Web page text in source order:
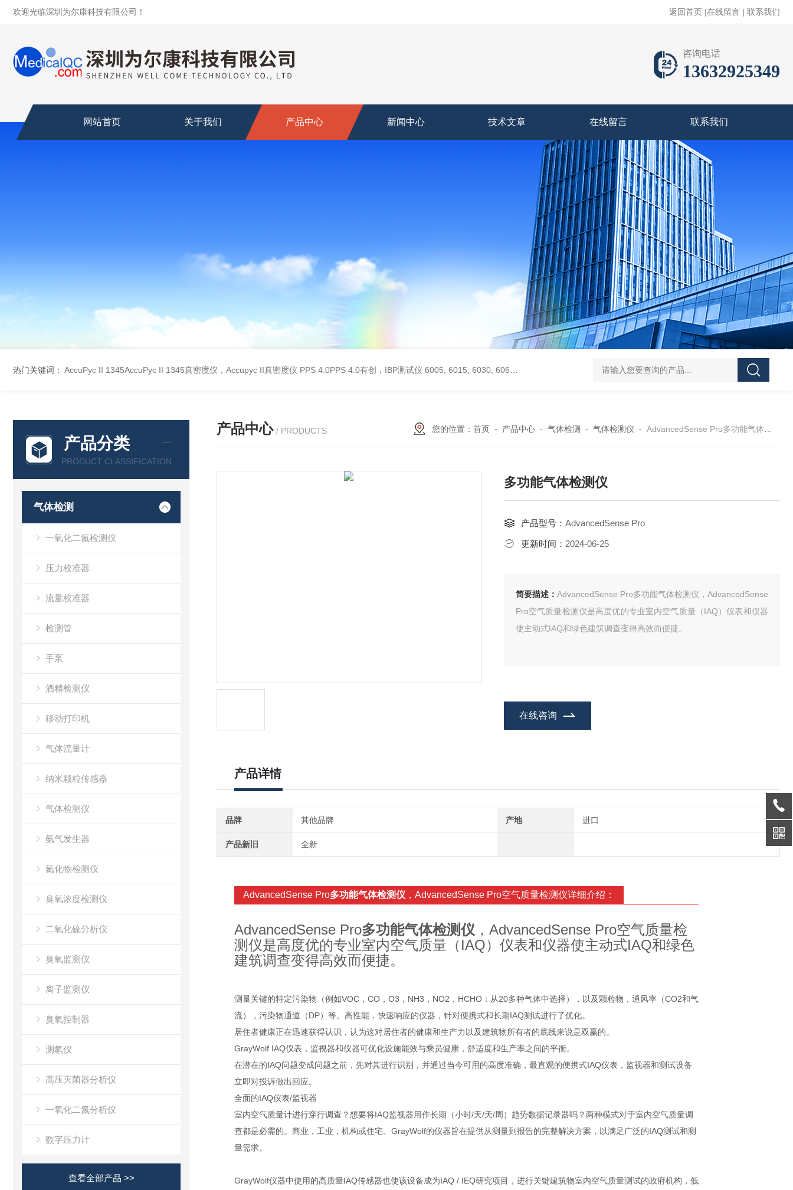
欢迎光临深圳为尔康科技有限公司！ 返回首页 |在线留言 | 联系我们
咨询电话
13632925349
网站首页 关于我们 产品中心 新闻中心 技术文章 在线留言 联系我们
热门关键词： AccuPyc II 1345AccuPyc II 1345真密度仪，Accupyc II真密度仪 PPS 4.0PPS 4.0有创，IBP测试仪 6005, 6015, 6030, 6060, 6100, 6170Hans Rudolph非扩散气体收集袋,Hans Rudolph非扩散气囊
产品分类
PRODUCT CLASSIFICATION
气体检测
一氧化二氮检测仪
压力校准器
流量校准器
检测管
手泵
酒精检测仪
移动打印机
气体流量计
纳米颗粒传感器
气体检测仪
氨气发生器
氮化物检测仪
臭氧浓度检测仪
二氧化硫分析仪
臭氧监测仪
离子监测仪
臭氧控制器
测氡仪
高压灭菌器分析仪
一氧化二氮分析仪
数字压力计
查看全部产品 >>
产品中心 / PRODUCTS 您的位置： 首页- 产品中心- 气体检测 - 气体检测仪 - AdvancedSense Pro多功能气体检测仪
多功能气体检测仪
产品型号： AdvancedSense Pro
更新时间： 2024-06-25
简要描述： AdvancedSense Pro多功能气体检测仪，AdvancedSense
Pro空气质量检测仪是高度优的专业室内空气质量（IAQ）仪表和仪器
使主动式IAQ和绿色建筑调查变得高效而便捷。
在线咨询
产品详情
品牌 其他品牌 产地 进口
产品新旧 全新
AdvancedSense Pro多功能气体检测仪 ，AdvancedSense Pro空气质量检测仪详细介绍：
AdvancedSense Pro多功能气体检测仪 ，AdvancedSense Pro空气质量检
测仪是高度优的专业室内空气质量（IAQ）仪表和仪器使主动式IAQ和绿色
建筑调查变得高效而便捷。
测量关键的特定污染物（例如VOC，CO，O3，NH3，NO2，HCHO：从20多种气体中选择），以及颗粒物，通风率（CO2和气
流），污染物通道（DP）等。高性能，快速响应的仪器，针对便携式和长期IAQ测试进行了优化。
居住者健康正在迅速获得认识，认为这对居住者的健康和生产力以及建筑物所有者的底线来说是双赢的。
GrayWolf IAQ仪表，监视器和仪器可优化设施能效与乘员健康，舒适度和生产率之间的平衡。
在潜在的IAQ问题变成问题之前，先对其进行识别，并通过当今可用的高度准确，最直观的便携式IAQ仪表，监视器和测试设备
立即对投诉做出回应。
全面的IAQ仪表/监视器
室内空气质量计进行穿行调查？想要将IAQ监视器用作长期（小时/天/天/周）趋势数据记录器吗？两种模式对于室内空气质量调
查都是必需的。商业，工业，机构或住宅。GrayWolf的仪器旨在提供从测量到报告的完整解决方案，以满足广泛的IAQ测试和测
量需求。
GrayWolf仪器中使用的高质量IAQ传感器也使该设备成为IAQ / IEQ研究项目，进行关键建筑物室内空气质量测试的政府机构，低